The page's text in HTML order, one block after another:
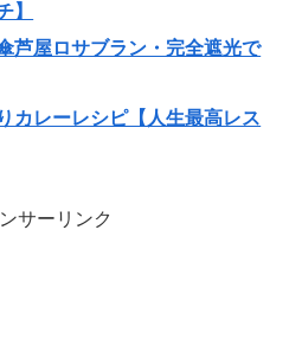
】
芦屋ロサブラン・完全遮光で
カレーレシピ【人生最高レス
サーリンク